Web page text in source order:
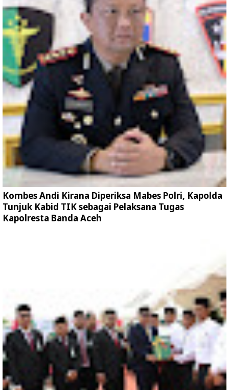
Kombes Andi Kirana Diperiksa Mabes Polri, Kapolda
Tunjuk Kabid TIK sebagai Pelaksana Tugas
Kapolresta Banda Aceh